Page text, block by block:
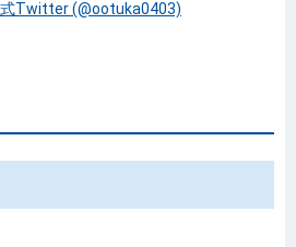
Twitter (@ootuka0403)